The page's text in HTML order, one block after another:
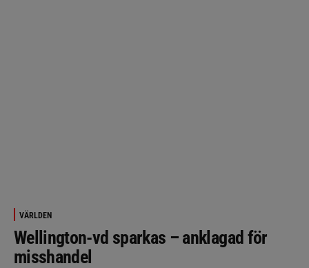
VÄRLDEN
Wellington-vd sparkas – anklagad för
misshandel